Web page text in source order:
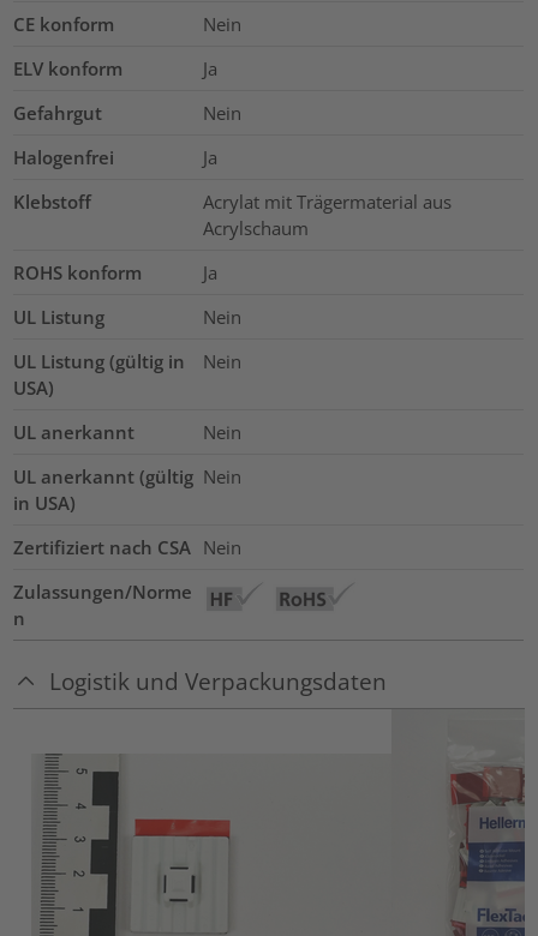
CE konform
Nein
ELV konform
Ja
Gefahrgut
Nein
Halogenfrei
Ja
Klebstoff
Acrylat mit Trägermaterial aus
Acrylschaum
ROHS konform
Ja
UL Listung
Nein
UL Listung (gültig in
USA)
Nein
UL anerkannt
Nein
UL anerkannt (gültig
in USA)
Nein
Zertifiziert nach CSA Nein
Zulassungen/Norme
n
Logistik und Verpackungsdaten